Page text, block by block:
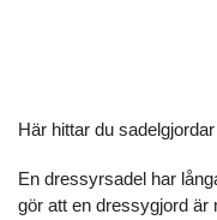
Här hittar du
En dressyrsadel har
gör att en dressygjord är